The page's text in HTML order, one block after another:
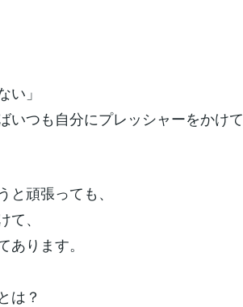
い」
いつも自分にプレッシャーをかけ
と頑張っても、
、
ります。
は？